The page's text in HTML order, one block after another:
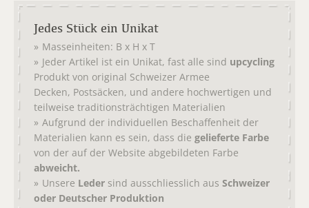
Jedes Stück ein Unikat
Masseinheiten: B x H x T
Jeder Artikel ist ein Unikat, fast alle sind upcycling
Produkt von original Schweizer Armee
Decken, Postsäcken, und andere hochwertigen und
teilweise traditionsträchtigen Materialien
Aufgrund der individuellen Beschaffenheit der
Materialien kann es sein, dass die gelieferte Farbe
von der auf der Website abgebildeten Farbe
abweicht.
Unsere Leder sind ausschliesslich aus Schweizer
oder Deutscher Produktion